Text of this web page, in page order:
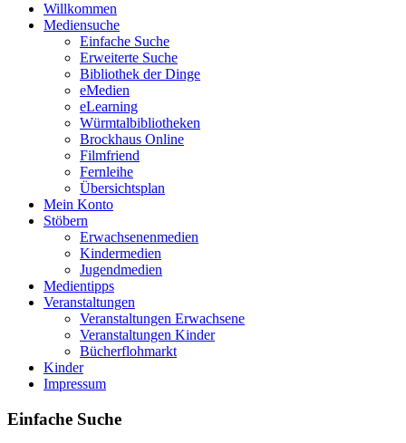
Willkommen
Mediensuche
Einfache Suche
Erweiterte Suche
Bibliothek der Dinge
eMedien
eLearning
Würmtalbibliotheken
Brockhaus Online
Filmfriend
Fernleihe
Übersichtsplan
Mein Konto
Stöbern
Erwachsenenmedien
Kindermedien
Jugendmedien
Medientipps
Veranstaltungen
Veranstaltungen Erwachsene
Veranstaltungen Kinder
Bücherflohmarkt
Kinder
Impressum
Einfache Suche